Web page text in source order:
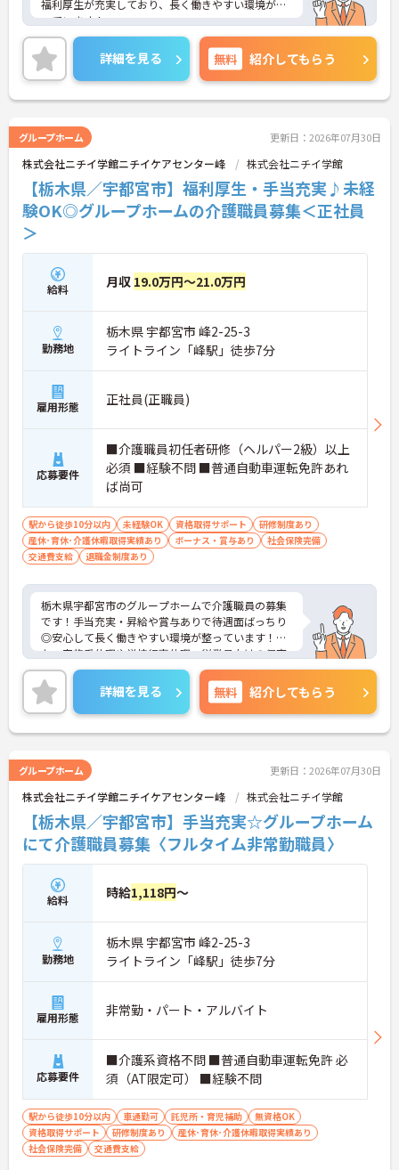
福利厚生が充実しており、長く働きやすい環境が整
っています！
また、企業主導型保育園あり！子育て中の方も働き
やすい環境です♪
ご興味のある方はご面接のポイントお伝えしますの
でご気軽にお問い合わせください。
詳細を見る 無料 紹介してもらう
グループホーム 更新日：2026年07月30日
株式会社ニチイ学館ニチイケアセンター峰 株式会社ニチイ学館
【栃木県／宇都宮市】福利厚生・手当充実♪未経
験OK◎グループホームの介護職員募集＜正社員
＞
給料 月収 19.0万円～21.0万円
勤務地
栃木県 宇都宮市 峰2-25-3
ライトライン「峰駅」徒歩7分
雇用形態 正社員(正職員)
応募要件
■介護職員初任者研修（ヘルパー2級）以上
必須 ■経験不問 ■普通自動車運転免許あれ
ば尚可
駅から徒歩10分以内 未経験OK 資格取得サポート
研修制度あり
産休･育休･介護休暇取得実績あり
ボーナス・賞与あり
社会保険完備
交通費支給
退職金制度あり
栃木県宇都宮市のグループホームで介護職員の募集
です！手当充実・昇給や賞与ありで待遇面ばっちり
◎安心して長く働きやすい環境が整っています！ま
た、家族愛休暇や学校行事休暇、従業員向けの保育
所ありでご家族がいる方でも安心♪駅から徒歩7分
と好立地で通勤しやすい職場なのもうれしいポイン
ト！ご興味のある方は面接ポイントをお伝えします
ので、お気軽にご連絡ください！
詳細を見る 無料 紹介してもらう
グループホーム 更新日：2026年07月30日
株式会社ニチイ学館ニチイケアセンター峰 株式会社ニチイ学館
【栃木県／宇都宮市】手当充実☆グループホーム
にて介護職員募集〈フルタイム非常勤職員〉
給料 時給1,118円～
勤務地
栃木県 宇都宮市 峰2-25-3
ライトライン「峰駅」徒歩7分
雇用形態 非常勤・パート・アルバイト
応募要件
■介護系資格不問 ■普通自動車運転免許 必
須（AT限定可） ■経験不問
駅から徒歩10分以内 車通勤可 託児所・育児補助
無資格OK
資格取得サポート
研修制度あり
産休･育休･介護休暇取得実績あり
社会保険完備
交通費支給